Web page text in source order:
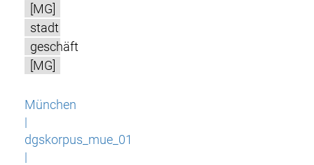
[MG]
stadt
geschäft
[MG]
München
|
dgskorpus_mue_01
|